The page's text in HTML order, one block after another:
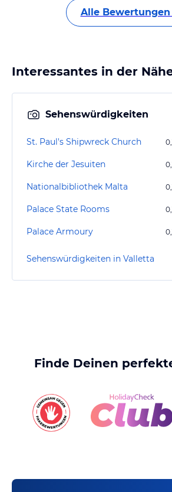
Alle Bewertungen
Interessantes in der
Sehenswürdigkeiten
St. Paul's Shipwreck Church
Kirche der Jesuiten
Nationalbibliothek Malta
Palace State Rooms
Palace Armoury
Sehenswürdigkeiten in Valletta
Finde Deinen